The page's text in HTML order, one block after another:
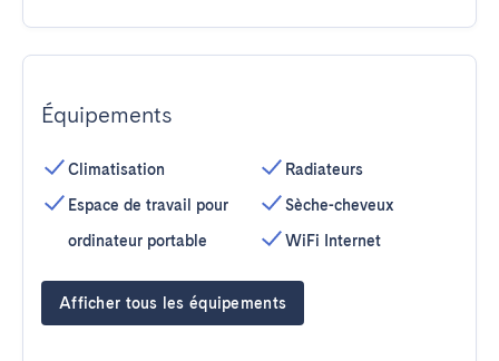
Équipements
Climatisation
Espace de travail pour
ordinateur portable
Radiateurs
Sèche-cheveux
WiFi Internet
Afficher tous les équipements